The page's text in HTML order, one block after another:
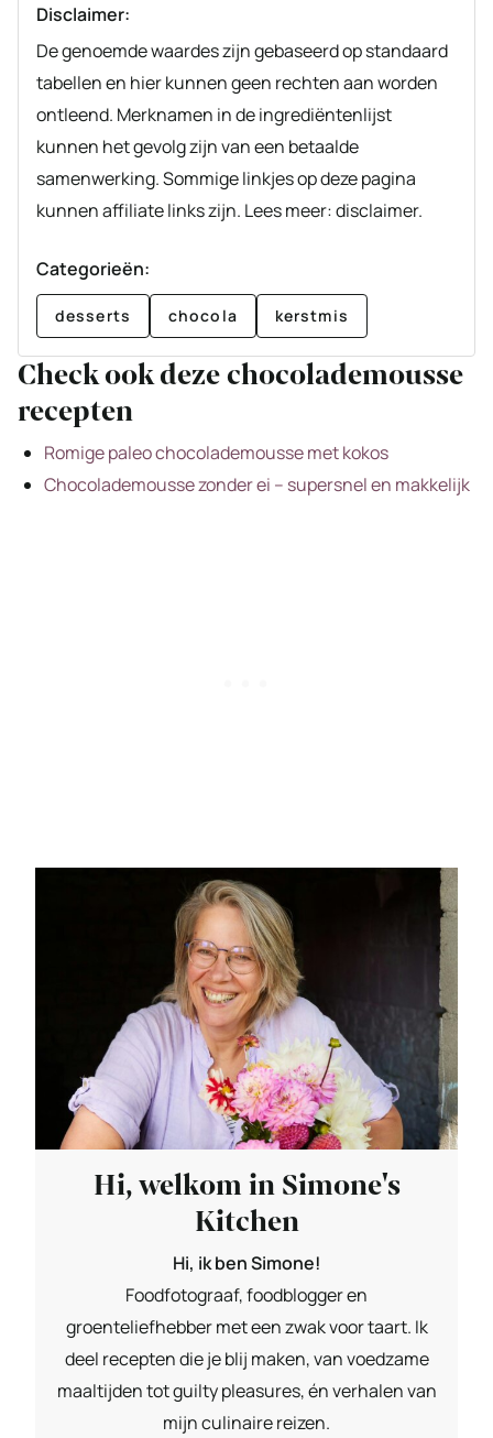
Disclaimer:
De genoemde waardes zijn gebaseerd op standaard
tabellen en hier kunnen geen rechten aan worden
ontleend. Merknamen in de ingrediëntenlijst
kunnen het gevolg zijn van een betaalde
samenwerking. Sommige linkjes op deze pagina
kunnen affiliate links zijn. Lees meer: disclaimer.
Categorieën:
desserts chocola kerstmis
Check ook deze chocolademousse
recepten
Romige paleo chocolademousse met kokos
Chocolademousse zonder ei – supersnel en makkelijk
Hi, welkom in Simone's
Kitchen
Hi, ik ben Simone!
Foodfotograaf, foodblogger en
groenteliefhebber met een zwak voor taart. Ik
deel recepten die je blij maken, van voedzame
maaltijden tot guilty pleasures, én verhalen van
mijn culinaire reizen.